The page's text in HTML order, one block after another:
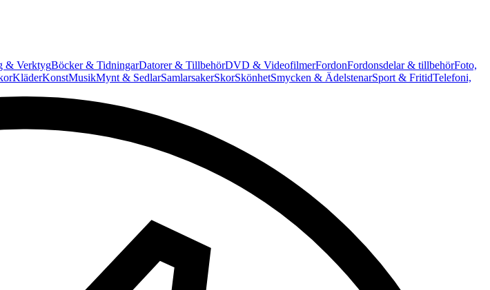
& VerktygBöcker & TidningarDatorer & TillbehörDVD & VideofilmerFordonFordonsdelar & tillbehörFoto,
KläderKonstMusikMynt & SedlarSamlarsakerSkorSkönhetSmycken & ÄdelstenarSport & FritidTelefoni,